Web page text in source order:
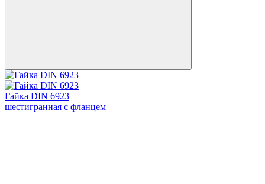
Гайка DIN 6923
шестигранная с фланцем